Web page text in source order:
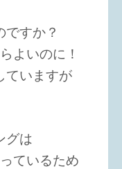
ですか？
よいのに！
ていますが
グは
ているため